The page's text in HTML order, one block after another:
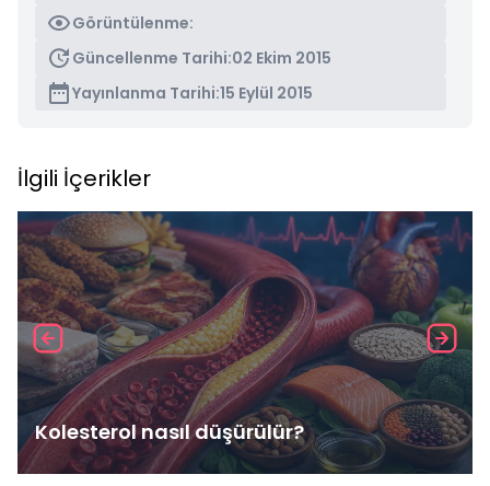
Görüntülenme:
Güncellenme Tarihi:02 Ekim 2015
Yayınlanma Tarihi:15 Eylül 2015
İlgili İçerikler
Kolesterol nasıl düşürülür?